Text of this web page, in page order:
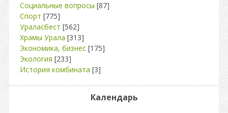
Социальные вопросы [87]
Спорт [775]
Ураласбест [562]
Храмы Урала [313]
Экономика, бизнес [175]
Экология [233]
История комбината [3]
Календарь